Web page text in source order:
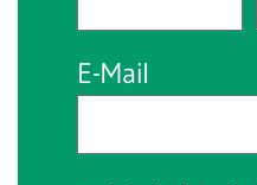
E-Mail